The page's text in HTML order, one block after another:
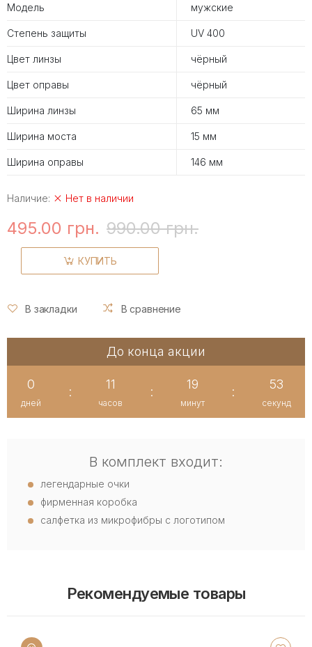
Модель мужские
Степень защиты UV 400
Цвет линзы чёрный
Цвет оправы чёрный
Ширина линзы 65 мм
Ширина моста 15 мм
Ширина оправы 146 мм
Наличие: Нет в наличии
495.00 грн. 990.00 грн.
КУПИТЬ
В закладки В сравнение
До конца акции
0
дней
:
11
часов
:
19
минут
:
53
секунд
В комплект входит:
легендарные очки
фирменная коробка
салфетка из микрофибры с логотипом
Рекомендуемые товары